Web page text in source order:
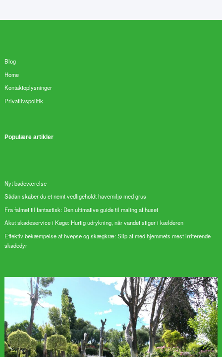
Blog
Home
Kontaktoplysninger
Privatlivspolitik
Populære artikler
Nyt badeværelse
Sådan skaber du et nemt vedligeholdt havemiljø med grus
Fra falmet til fantastisk: Den ultimative guide til maling af huset
Akut skadeservice i Køge: Hurtig udrykning, når vandet stiger i kælderen
Effektiv bekæmpelse af hvepse og skægkræ: Slip af med hjemmets mest irriterende
skadedyr